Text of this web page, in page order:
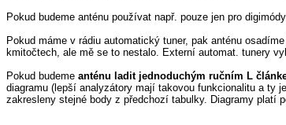
Pokud budeme anténu používat např. pouze jen pro
Pokud máme v rádiu automatický tuner, pak anténu
kmitočtech, ale mě se to nestalo. Externí automat. tunery
Pokud budeme anténu ladit jednoduchým ručním L
diagramu (lepší analyzátory mají takovou funkcionalitu a ty
zakresleny stejné body z předchozí tabulky. Diagramy platí